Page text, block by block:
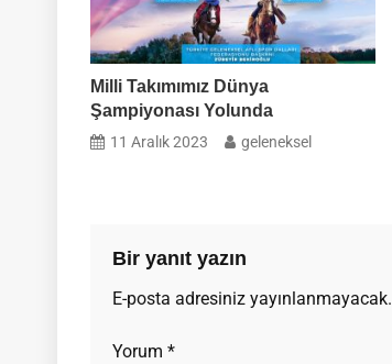
Milli Takımımız Dünya
Şampiyonası Yolunda
11 Aralık 2023 geleneksel
Bir yanıt yazın
E-posta adresiniz yayınlanmayacak.
Yorum *